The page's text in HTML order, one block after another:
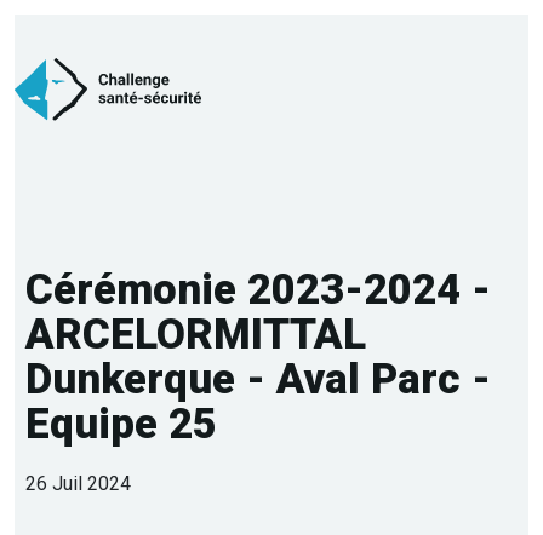
Cérémonie 2023-2024 -
ARCELORMITTAL
Dunkerque - Aval Parc -
Equipe 25
26 Juil 2024